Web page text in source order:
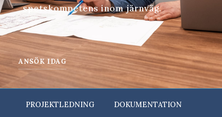
ANSÖK IDAG
spetskompetens inom järnväg.
PROJEKTLEDNING DOKUMENTATION